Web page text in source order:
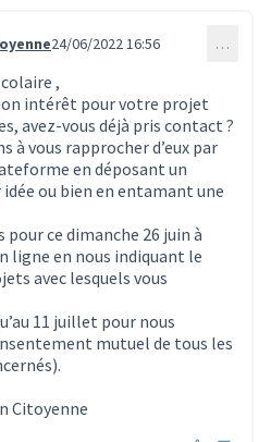
24/06/2022 16:56 …
,
intérêt pour votre projet
avez-vous déjà pris contact ?
à vous rapprocher d’eux par
en déposant un
ou bien en entamant une
ce dimanche 26 juin à
ligne en nous indiquant le
avec lesquels vous
11 juillet pour nous
mutuel de tous les
Citoyenne